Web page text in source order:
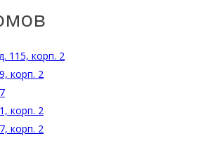
115, корп. 2
корп. 2
корп. 2
корп. 2